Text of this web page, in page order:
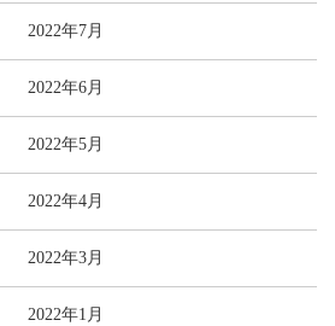
2022年7月
2022年6月
2022年5月
2022年4月
2022年3月
2022年1月